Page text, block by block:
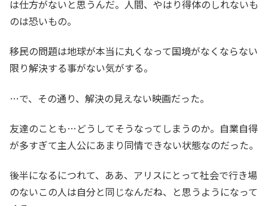
は仕方がないと思うんだ。人間、やはり得体のしれないも
のは恐いもの。
移民の問題は地球が本当に丸くなって国境がなくならない
限り解決する事がない気がする。
…で、その通り、解決の見えない映画だった。
友達のことも…どうしてそうなってしまうのか。自業自得
が多すぎて主人公にあまり同情できない状態なのだった。
後半になるにつれて、ああ、アリスにとって社会で行き場
のないこの人は自分と同じなんだね、と思うようになって